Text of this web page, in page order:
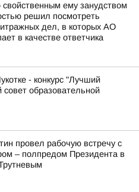
свойственным ему занудством
решил посмотреть
дел, в которых АО
в качестве ответчика
- конкурс "Лучший
образовательной
провел рабочую встречу с
– полпредом Президента в